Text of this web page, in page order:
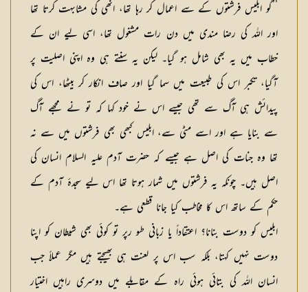
’’گو ابلیس فرشتوں کے سے اعمال کر رہا تھا، انھی کی مشابہت کرتا تھا
اور اللہ کی رضا مندی میں دن رات مشغول تھا، اسی لیے ان کے
خطاب میں یہ بھی شامل ہو گیا۔ لیکن یہ سنتے ہی وہ اپنی اصلیت پر
آگیا، تکبر اس کی طبیعت میں سما گیا اور صاف انکار کر بیٹھا، اس کی
پیدائش ہی آگ سے تھی جیسے اس نے خود کہا کہ تو نے مجھے آگ
سے بنایا ہے اور اسے مٹی سے، ابلیس کبھی بھی فرشتوں میں سے نہ
تھا وہ جنات کی اصل ہے جیسے کہ حضرت آدم علیہ السلام انسان کی
اصل ہیں۔ چونکہ یہ فرشتوں میں شمار ہوتا تھا اس لیے سجدۂ آدم کے
حکم کے ساتھ اس کا مخاطب کیا جانا قطعی ہے۔
ابلیس کو دوست بنانا؟ اعتقاداً یا زبانی طو رپر تو کوئی بھی شیطان کو اپنا
دوست نہیں کہتا، بلکہ سب اس پر لعنت ہی بھیجتے ہیں مگر عملاً جب
انسان اللہ کی بتائی ہوئی راہ کے مقابلے میں دوسری راہیں اختیار